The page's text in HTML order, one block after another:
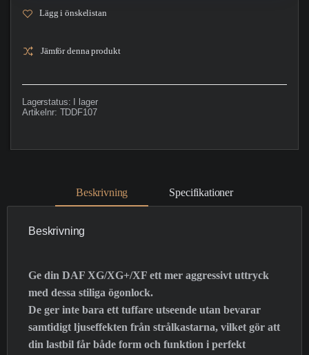
Lägg i önskelistan
Jämför denna produkt
Lagerstatus: I lager
Artikelnr: TDDF107
Beskrivning Specifikationer
Beskrivning
Ge din DAF XG/XG+/XF ett mer aggressivt uttryck
med dessa stiliga ögonlock.
De ger inte bara ett tuffare utseende utan bevarar
samtidigt ljuseffekten från strålkastarna, vilket gör att
din lastbil får både form och funktion i perfekt